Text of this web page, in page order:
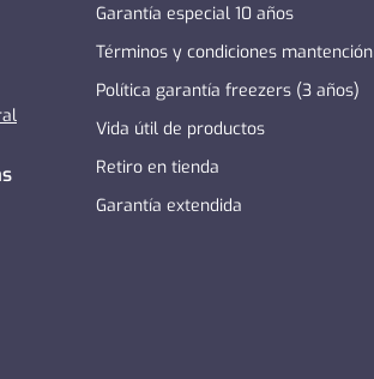
Garantía especial 10 años
Términos y condiciones mantención
Política garantía freezers (3 años)
Vida útil de productos
Retiro en tienda
Garantía extendida